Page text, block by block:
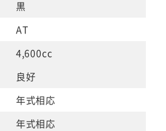
黒
AT
4,600cc
良好
年式相応
年式相応